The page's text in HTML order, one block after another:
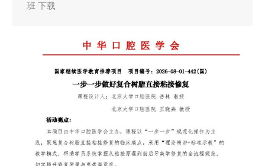
班 下载